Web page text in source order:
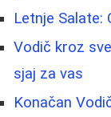
Letnje Salate:
Vodič kroz
sjaj za vas
Konačan